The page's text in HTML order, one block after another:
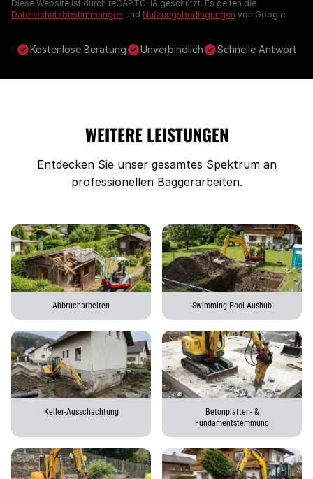
Diese Website ist durch reCAPTCHA geschützt. Es gelten die
Datenschutzbestimmungen und Nutzungsbedingungen von Google.
Kostenlose Beratung Unverbindlich Schnelle Antwort
WEITERE LEISTUNGEN
Entdecken Sie unser gesamtes Spektrum an
professionellen Baggerarbeiten.
Abbrucharbeiten Swimming Pool-Aushub
Keller-Ausschachtung
Betonplatten- &
Fundamentstemmung